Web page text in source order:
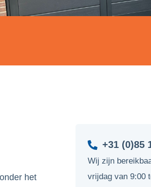
het
+31 (0)85
Wij zijn
vrijdag van 9:00